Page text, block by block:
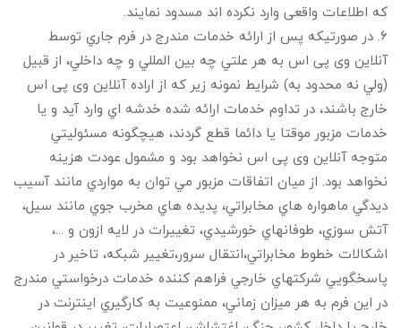
که اطلاعات واقعی وارد نکرده اند مسدود نمایند.
6. در صورتيكه پس از ارائه خدمات مندرج در فرم جاري توسط
آنلاین وی پی اس به هر علتي چه بين المللي و چه داخلي، از قبيل
(ولي نه محدود به) شرايط نمونه زير كه از اراده آنلاین وی پی اس
خارج باشند، در تداوم خدمات ارائه شده خدشه اي وارد آيد و يا
خدمات مزبور موقتا يا دائما قطع گردند، هيچگونه مسئوليتي
متوجه آنلاین وی پی اس نخواهد بود و مشمول عودت هزینه
نخواهد بود. از ميان اتفاقات مزبور مي توان به مواردي مانند آسيب
ديدگي ماهواره هاي مخابراتي، پديده هاي مخرب جوي مانند سيل،
آتش سوزي، طوفانهاي خورشيدي، تغييرات در لايه ازون و ...،
اشكالات خطوط مخابراتي،انتقال سرور،تغییر شبکه، تاخير در
پاسخگويي شركتهاي خارجي فراهم كننده خدمات درخواستي مندرج
در اين فرم به هر ميزان زماني، ممنوعيت به كارگيري اينترنت در